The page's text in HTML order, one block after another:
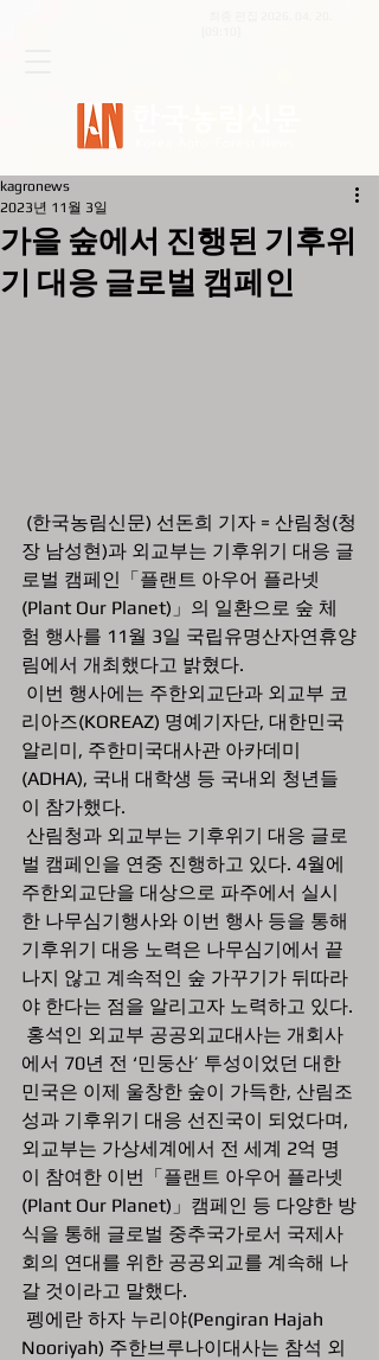
가을 숲에서 진행된 기후위
기 대응 글로벌 캠페인
kagronews
2023년 11월 3일
장 남성현)과 외교부는 기후위기 대응 글
로벌 캠페인「플랜트 아우어 플라넷
(Plant Our Planet)」의 일환으로 숲 체
험 행사를 11월 3일 국립유명산자연휴양
림에서 개최했다고 밝혔다.
리아즈(KOREAZ) 명예기자단, 대한민국
알리미, 주한미국대사관 아카데미
(ADHA), 국내 대학생 등 국내외 청년들
이 참가했다.
벌 캠페인을 연중 진행하고 있다. 4월에
주한외교단을 대상으로 파주에서 실시
한 나무심기행사와 이번 행사 등을 통해
기후위기 대응 노력은 나무심기에서 끝
나지 않고 계속적인 숲 가꾸기가 뒤따라
야 한다는 점을 알리고자 노력하고 있다.
에서 70년 전 ‘민둥산’ 투성이었던 대한
민국은 이제 울창한 숲이 가득한, 산림조
성과 기후위기 대응 선진국이 되었다며,
외교부는 가상세계에서 전 세계 2억 명
이 참여한 이번「플랜트 아우어 플라넷
(Plant Our Planet)」캠페인 등 다양한 방
식을 통해 글로벌 중추국가로서 국제사
회의 연대를 위한 공공외교를 계속해 나
갈 것이라고 말했다.
Nooriyah) 주한브루나이대사는 참석 외